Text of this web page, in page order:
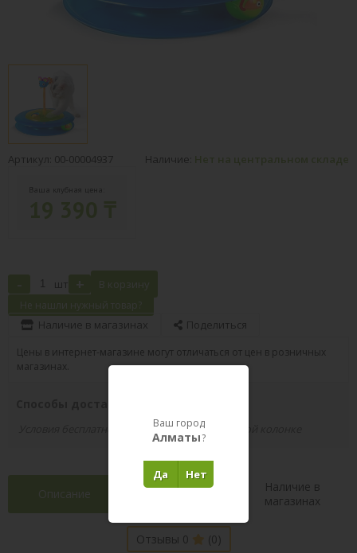
Артикул: 00-00004937 Наличие: Нет на центральном складе
Ваша клубная цена:
- шт + В корзину
Не нашли нужный товар?
Наличие в магазинах Поделиться
Цены в интернет-магазине могут отличаться от цен в розничных
магазинах.
Условия бесплатной доставки указаны в правой колонке
Описание
Наличие в
магазинах
Отзывы 0 (0)
Ваш город
Алматы?
Нет
Да